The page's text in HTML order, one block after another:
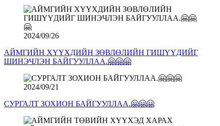
2024/09/26
АЙМГИЙН ХҮҮХДИЙН ЗӨВЛӨЛИЙН ГИШҮҮДИЙГ
ШИНЭЧЛЭН БАЙГУУЛЛАА.🤗🤗🤗
2024/09/21
СУРГАЛТ ЗОХИОН БАЙГУУЛЛАА.🤗🤗🤗